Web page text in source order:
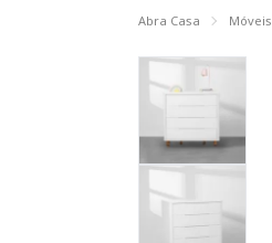
Abra Casa Móveis